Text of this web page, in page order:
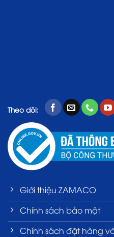
Theo dõi:
Giới thiệu ZAMACO
Chính sách bảo mật
Chính sách đặt hàng